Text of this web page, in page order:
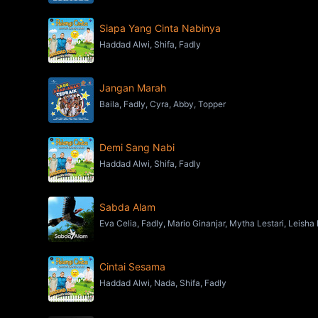
Siapa Yang Cinta Nabinya
Haddad Alwi, Shifa, Fadly
Jangan Marah
Baila, Fadly, Cyra, Abby, Topper
Demi Sang Nabi
Haddad Alwi, Shifa, Fadly
Sabda Alam
Eva Celia, Fadly, Mario Ginanjar, Mytha Lestari, Leisha
Cintai Sesama
Haddad Alwi, Nada, Shifa, Fadly